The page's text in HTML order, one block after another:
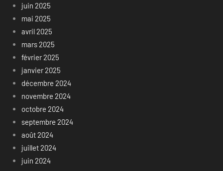
juin 2025
mai 2025
avril 2025
mars 2025
février 2025
janvier 2025
décembre 2024
novembre 2024
octobre 2024
septembre 2024
août 2024
juillet 2024
juin 2024